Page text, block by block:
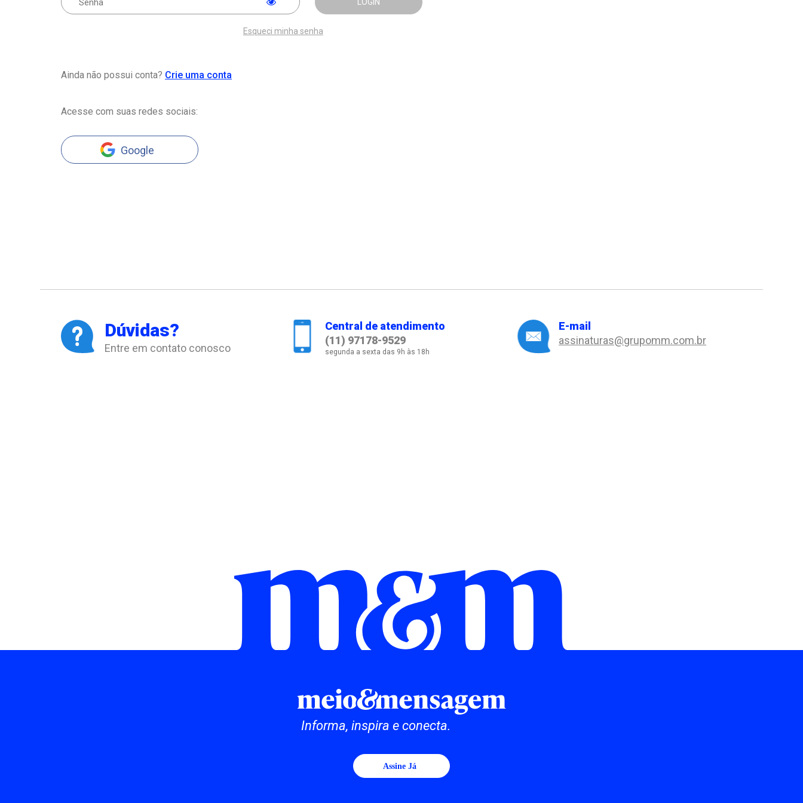
Esqueci minha senha
Ainda não possui conta? Crie uma conta
Acesse com suas redes sociais:
Google
Dúvidas?
Entre em contato conosco
Central de atendimento
(11) 97178-9529
segunda a sexta das 9h às 18h
E-mail
assinaturas@grupomm.com.br
Informa, inspira e conecta.
Assine Já